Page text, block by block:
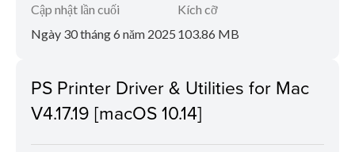
Cập nhật lần cuối
Ngày 30 tháng 6 năm 2025
Kích cỡ
103.86 MB
PS Printer Driver & Utilities for Mac
V4.17.19 [macOS 10.14]